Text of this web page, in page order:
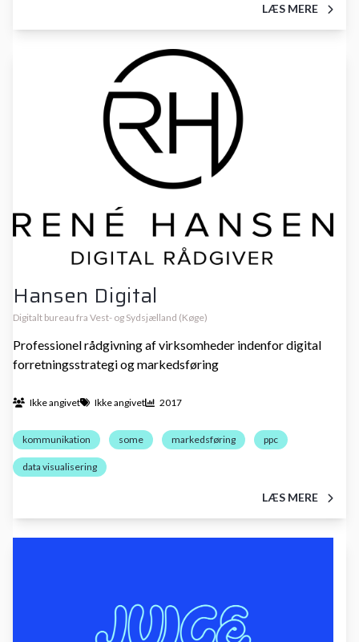
LÆS MERE
Hansen Digital
Digitalt bureau fra Vest- og Sydsjælland (Køge)
Professionel rådgivning af virksomheder indenfor digital
forretningsstrategi og markedsføring
Ikke angivet Ikke angivet 2017
kommunikation some markedsføring ppc
data visualisering
LÆS MERE